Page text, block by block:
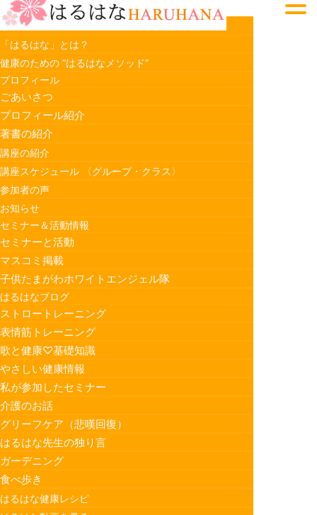
ホーム
「はるはな」とは？
健康のための “はるはなメソッド”
プロフィール
ごあいさつ
プロフィール紹介
著書の紹介
講座の紹介
講座スケジュール 〈グループ・クラス〉
参加者の声
お知らせ
セミナー＆活動情報
セミナーと活動
マスコミ掲載
子供たまがわホワイトエンジェル隊
はるはなブログ
ストロートレーニング
表情筋トレーニング
歌と健康♡基礎知識
やさしい健康情報
私が参加したセミナー
介護のお話
グリーフケア（悲嘆回復）
はるはな先生の独り言
ガーデニング
食べ歩き
はるはな健康レシピ